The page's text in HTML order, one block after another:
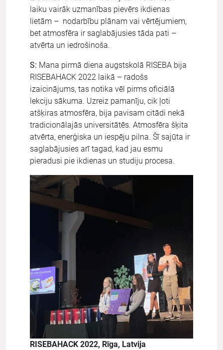
laiku vairāk uzmanības pievērs ikdienas
lietām – nodarbību plānam vai vērtējumiem,
bet atmosfēra ir saglabājusies tāda pati –
atvērta un iedrošinoša.
S: Mana pirmā diena augstskolā RISEBA bija
RISEBAHACK 2022 laikā – radošs
izaicinājums, tas notika vēl pirms oficiālā
lekciju sākuma. Uzreiz pamanīju, cik ļoti
atšķiras atmosfēra, bija pavisam citādi nekā
tradicionālajās universitātēs. Atmosfēra šķita
atvērta, enerģiska un iespēju pilna. Šī sajūta ir
saglabājusies arī tagad, kad jau esmu
pieradusi pie ikdienas un studiju procesa.
RISEBAHACK 2022, Rīga, Latvija